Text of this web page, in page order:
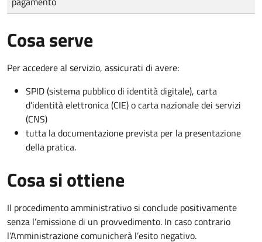
Cosa serve
Per accedere al servizio, assicurati di avere:
SPID (sistema pubblico di identità digitale), carta
d’identità elettronica (CIE) o carta nazionale dei servizi
(CNS)
tutta la documentazione prevista per la presentazione
della pratica.
Cosa si ottiene
Il procedimento amministrativo si conclude positivamente
senza l’emissione di un provvedimento. In caso contrario
l’Amministrazione comunicherà l’esito negativo.